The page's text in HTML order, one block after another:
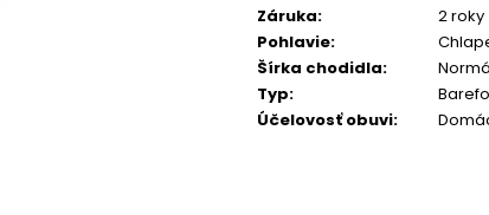
Záruka:
2 roky
Pohlavie:
Šírka chodidla:
Typ:
Účelovosť obuvi: